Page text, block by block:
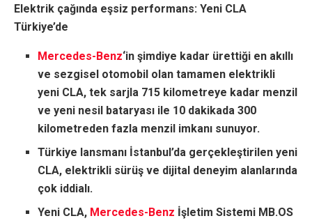
Elektrik çağında eşsiz performans: Yeni CLA
Türkiye’de
Mercedes-Benz‘in şimdiye kadar ürettiği en akıllı
ve sezgisel otomobil olan tamamen elektrikli
yeni CLA, tek sarjla 715 kilometreye kadar menzil
ve yeni nesil bataryası ile 10 dakikada 300
kilometreden fazla menzil imkanı sunuyor.
Türkiye lansmanı İstanbul’da gerçekleştirilen yeni
CLA, elektrikli sürüş ve dijital deneyim alanlarında
çok iddialı.
Yeni CLA, Mercedes-Benz İşletim Sistemi MB.OS